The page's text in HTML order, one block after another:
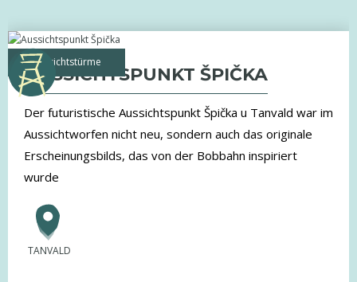
Aussichtstürme
AUSSICHTSPUNKT ŠPIČKA
Der futuristische Aussichtspunkt Špička u Tanvald war im
Aussichtworfen nicht neu, sondern auch das originale
Erscheinungsbilds, das von der Bobbahn inspiriert
wurde
TANVALD